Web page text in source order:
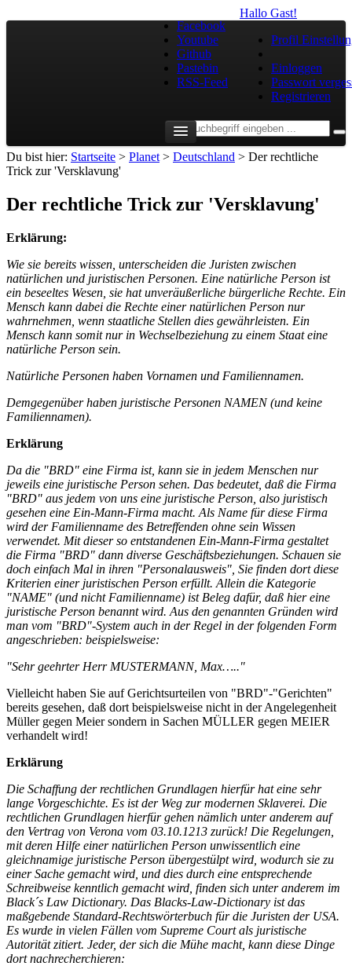
Facebook
Youtube
Github
Pastebin
RSS-Feed
Hallo Gast!
Profil
Einloggen
Passwort
Registrieren
Du bist hier: Startseite > Planet > Deutschland > Der rechtliche
Trick zur 'Versklavung'
Der rechtliche Trick zur 'Versklavung'
Erklärung:
Wie sie bereits wissen, unterscheiden die Juristen zwischen
natürlichen und juristischen Personen. Eine natürliche Person ist
ein beseeltes Wesen, sie hat unveräußerliche bürgerliche Rechte. Ein
Mensch kann dabei die Rechte einer natürlichen Person nur
wahrnehmen, wenn staatliche Stellen dies gewährleisten. Ein
Mensch kann somit nur in Wechselbeziehung zu einem Staat eine
natürliche Person sein.
Natürliche Personen haben Vornamen und Familiennamen.
Demgegenüber haben juristische Personen NAMEN (und keine
Familiennamen).
Erklärung
Da die "BRD" eine Firma ist, kann sie in jedem Menschen nur
jeweils eine juristische Person sehen. Das bedeutet, daß die Firma
"BRD" aus jedem von uns eine juristische Person, also juristisch
gesehen eine Ein-Mann-Firma macht. Als Name für diese Firma
wird der Familienname des Betreffenden ohne sein Wissen
verwendet. Mit dieser so entstandenen Ein-Mann-Firma gestaltet
die Firma "BRD" dann diverse Geschäftsbeziehungen. Schauen sie
doch einfach Mal in ihren "Personalausweis", Sie finden dort diese
Kriterien einer juristischen Person erfüllt. Allein die Kategorie
"NAME" (und nicht Familienname) ist Beleg dafür, daß hier eine
juristische Person benannt wird. Aus den genannten Gründen wird
man vom "BRD"-System auch in der Regel in der folgenden Form
angeschrieben: beispielsweise:
"Sehr geehrter Herr MUSTERMANN, Max….."
Vielleicht haben Sie auf Gerichtsurteilen von "BRD"-"Gerichten"
bereits gesehen, daß dort beispielsweise nicht in der Angelegenheit
Müller gegen Meier sondern in Sachen MÜLLER gegen MEIER
verhandelt wird!
Erklärung
Die Schaffung der rechtlichen Grundlagen hierfür hat eine sehr
lange Vorgeschichte. Es ist der Weg zur modernen Sklaverei. Die
rechtlichen Grundlagen hierfür gehen nämlich unter anderem auf
den Vertrag von Verona vom 03.10.1213 zurück! Die Regelungen,
mit deren Hilfe einer natürlichen Person unwissentlich eine
gleichnamige juristische Person übergestülpt wird, wodurch sie zu
einer Sache gemacht wird, und dies durch eine entsprechende
Schreibweise kenntlich gemacht wird, finden sich unter anderem im
Black´s Law Dictionary. Das Blacks-Law-Dictionary ist das
maßgebende Standard-Rechtswörterbuch für die Juristen der USA.
Es wurde in vielen Fällen vom Supreme Court als juristische
Autorität zitiert. Jeder, der sich die Mühe macht, kann diese Dinge
dort nachrecherchieren: